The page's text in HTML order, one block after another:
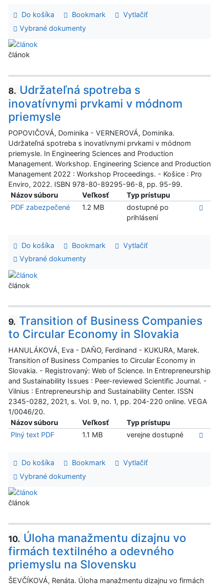
Do košíka Bookmark
Vytlačiť
Vybrané dokumenty
článok
8. Udržateľná spotreba s
inovatívnymi prvkami v módnom
priemysle
POPOVIČOVÁ, Dominika - VERNEROVÁ, Dominika.
Udržateľná spotreba s inovatívnymi prvkami v módnom
priemysle. In Engineering Sciences and Production
Management. Workshop. Engineering Science and Production
Management 2022 : Workshop Proceedings. - Košice : Pro
Enviro, 2022. ISBN 978-80-89295-96-8, pp. 95-99.
Názov súboru
Veľkosť
Typ prístupu
PDF zabezpečené
1.2 MB
dostupné po
prihlásení
Do košíka Bookmark
Vytlačiť
Vybrané dokumenty
článok
9. Transition of Business Companies
to Circular Economy in Slovakia
HANULÁKOVÁ, Eva - DAŇO, Ferdinand - KUKURA, Marek.
Transition of Business Companies to Circular Economy in
Slovakia. - Registrovaný: Web of Science. In Entrepreneurship
and Sustainability Issues : Peer-reviewed Scientific Journal. -
Vilnius : Entrepreneurship and Sustainability Center. ISSN
2345-0282, 2021, s. Vol. 9, no. 1, pp. 204-220 online. VEGA
1/0046/20.
Názov súboru
Veľkosť
Typ prístupu
Plný text PDF
1.1 MB verejne dostupné
Do košíka Bookmark
Vytlačiť
Vybrané dokumenty
článok
10. Úloha manažmentu dizajnu vo
firmách textilného a odevného
priemyslu na Slovensku
ŠEVČÍKOVÁ, Renáta. Úloha manažmentu dizajnu vo firmách